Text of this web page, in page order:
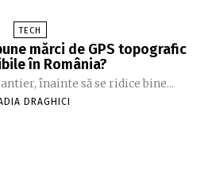
TECH
mărci de GPS topografic
în România?
înainte să se ridice bine...
DRAGHICI